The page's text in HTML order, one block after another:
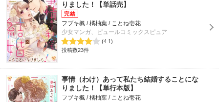
りました！【単話売】
フブキ楓 / 橘柚葉 / ことね壱花
少女マンガ、ピュールコミックスピュア
(4.1)
投稿数23件
事情（わけ）あって私たち結婚することにな
りました！【単行本版】
フブキ楓 / 橘柚葉 / ことね壱花